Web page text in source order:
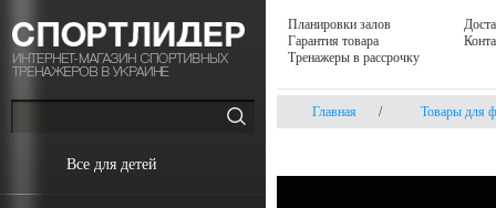
Все для детей
Планировки залов
Гарантия товара
Тренажеры в рассрочку
Главная / Товары для